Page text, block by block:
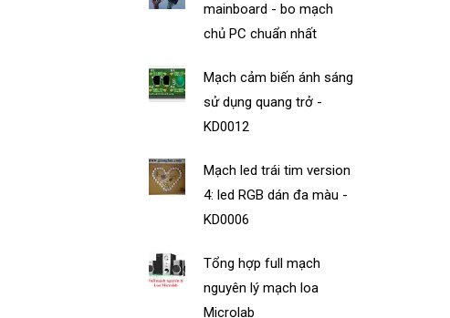
mainboard - bo mạch
chủ PC chuẩn nhất
Mạch cảm biến ánh sáng
sử dụng quang trở -
KD0012
Mạch led trái tim version
4: led RGB dán đa màu -
KD0006
Tổng hợp full mạch
nguyên lý mạch loa
Microlab